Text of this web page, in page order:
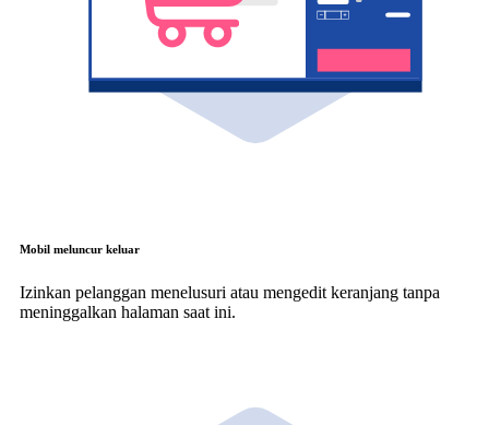
Mobil meluncur keluar
Izinkan pelanggan menelusuri atau mengedit keranjang tanpa
meninggalkan halaman saat ini.